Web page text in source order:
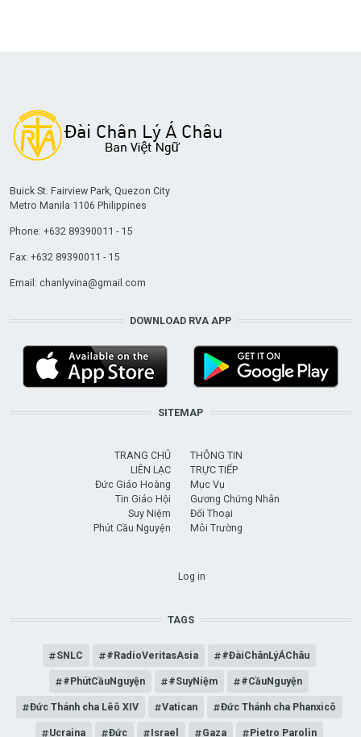
Buick St. Fairview Park, Quezon City
Metro Manila 1106 Philippines
Phone: +632 89390011 - 15
Fax: +632 89390011 - 15
Email: chanlyvina@gmail.com
DOWNLOAD RVA APP
SITEMAP
TRANG CHỦ
LIÊN LẠC
Đức Giáo Hoàng
Tin Giáo Hội
Suy Niệm
Phút Cầu Nguyện
THÔNG TIN
TRỰC TIẾP
Mục Vụ
Gương Chứng Nhân
Đối Thoại
Môi Trường
Log in
TAGS
SNLC #RadioVeritasAsia #ĐàiChânLýÁChâu
#PhútCầuNguyện #SuyNiệm #CầuNguyện
Đức Thánh cha Lêô XIV Vatican Đức Thánh cha Phanxicô
Ucraina Đức Israel Gaza Pietro Parolin